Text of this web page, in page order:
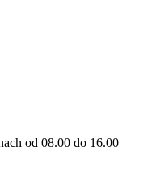
od 08.00 do 16.00